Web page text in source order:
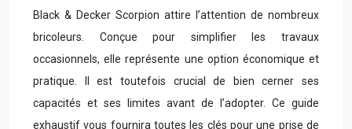
Black & Decker Scorpion attire l’attention de nombreux
bricoleurs. Conçue pour simplifier les travaux
occasionnels, elle représente une option économique et
pratique. Il est toutefois crucial de bien cerner ses
capacités et ses limites avant de l’adopter. Ce guide
exhaustif vous fournira toutes les clés pour une prise de